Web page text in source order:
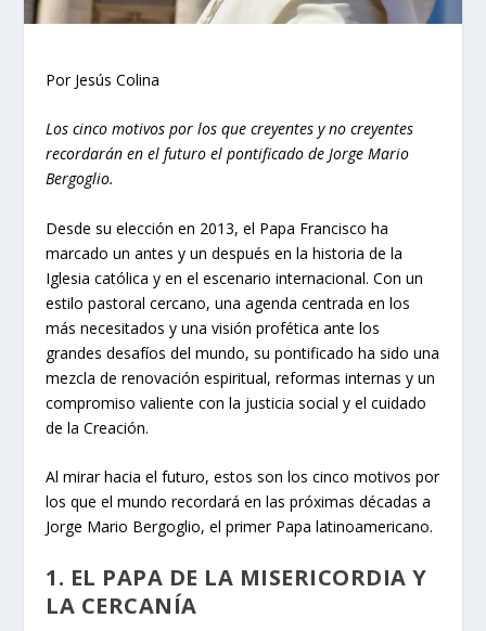
Por Jesús Colina
Los cinco motivos por los que creyentes y no creyentes
recordarán en el futuro el pontificado de Jorge Mario
Bergoglio.
Desde su elección en 2013, el Papa Francisco ha
marcado un antes y un después en la historia de la
Iglesia católica y en el escenario internacional. Con un
estilo pastoral cercano, una agenda centrada en los
más necesitados y una visión profética ante los
grandes desafíos del mundo, su pontificado ha sido una
mezcla de renovación espiritual, reformas internas y un
compromiso valiente con la justicia social y el cuidado
de la Creación.
Al mirar hacia el futuro, estos son los cinco motivos por
los que el mundo recordará en las próximas décadas a
Jorge Mario Bergoglio, el primer Papa latinoamericano.
1. EL PAPA DE LA MISERICORDIA Y
LA CERCANÍA